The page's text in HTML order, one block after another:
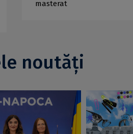
masterat
noutăți